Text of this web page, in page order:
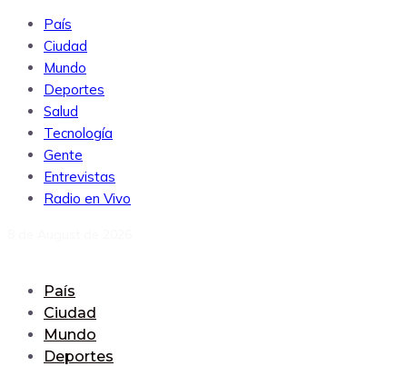
País
Ciudad
Mundo
Deportes
Salud
Tecnología
Gente
Entrevistas
Radio en Vivo
País
Ciudad
Mundo
Deportes